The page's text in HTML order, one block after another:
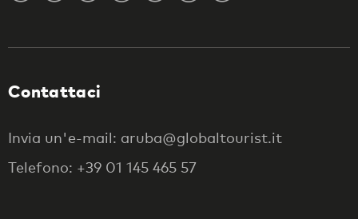
Contattaci
Invia un'e-mail: aruba@globaltourist.it
Telefono: +39 01 145 465 57